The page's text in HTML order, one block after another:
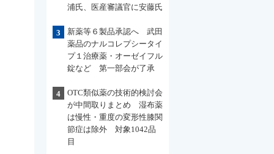
浦氏、医産審議官に安藤氏
3
新薬等６製品承認へ 武田
薬品のナルコレプシータイ
プ１治療薬・オーゼイフル
錠など 第一部会が了承
4
OTC類似薬の技術的検討会
が中間取りまとめ 湿布薬
は慢性・重度の変形性膝関
節症は除外 対象1042品
目